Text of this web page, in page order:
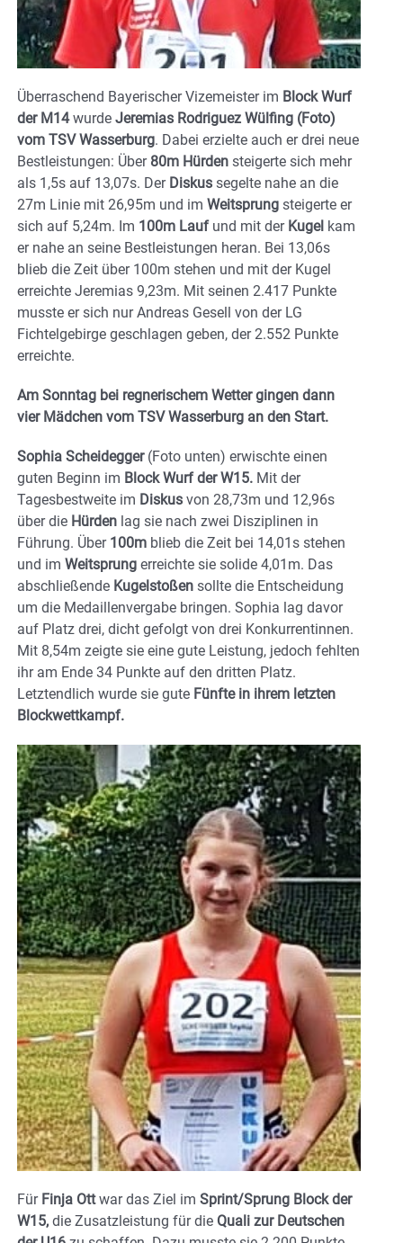
Überraschend Bayerischer Vizemeister im Block Wurf
der M14wurde Jeremias Rodriguez Wülfing (Foto)
vom TSV Wasserburg. Dabei erzielte auch er drei neue
Bestleistungen: Über 80m Hürden steigerte sich mehr
als 1,5s auf 13,07s. Der Diskus segelte nahe an die
27m Linie mit 26,95m und im Weitsprung steigerte er
sich auf 5,24m. Im 100m Laufund mit der Kugel kam
er nahe an seine Bestleistungen heran. Bei 13,06s
blieb die Zeit über 100m stehen und mit der Kugel
erreichte Jeremias 9,23m. Mit seinen 2.417 Punkte
musste er sich nur Andreas Gesell von der LG
Fichtelgebirge geschlagen geben, der 2.552 Punkte
erreichte.
Am Sonntag bei regnerischem Wetter gingen dann
vier Mädchen vom TSV Wasserburg an den Start.
Sophia Scheidegger(Foto unten) erwischte einen
guten Beginn im Block Wurf der W15. Mit der
Tagesbestweite im Diskus von 28,73m und 12,96s
über die Hürden lag sie nach zwei Disziplinen in
Führung. Über 100m blieb die Zeit bei 14,01s stehen
und im Weitsprung erreichte sie solide 4,01m. Das
abschließende Kugelstoßen sollte die Entscheidung
um die Medaillenvergabe bringen. Sophia lag davor
auf Platz drei, dicht gefolgt von drei Konkurrentinnen.
Mit 8,54m zeigte sie eine gute Leistung, jedoch fehlten
ihr am Ende 34 Punkte auf den dritten Platz.
Letztendlich wurde sie gute Fünfte in ihrem letzten
Blockwettkampf.
Für Finja Ottwar das Ziel im Sprint/Sprung Block der
W15, die Zusatzleistung für die Quali zur Deutschen